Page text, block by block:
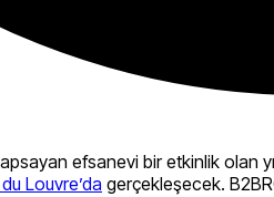
efsanevi bir etkinlik olan
Louvre’da gerçekleşecek.